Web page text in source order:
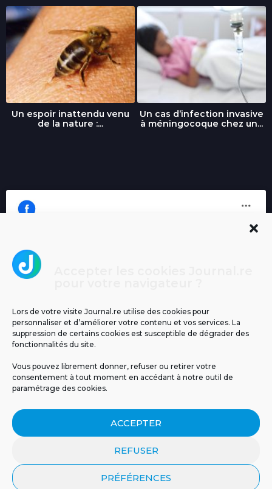
Lors de votre visite Journal.re utilise des cookies pour
personnaliser et d’améliorer votre contenu et vos services. La
suppression de certains cookies est susceptible de dégrader des
fonctionnalités du site.
Vous pouvez librement donner, refuser ou retirer votre
consentement à tout moment en accédant à notre outil de
paramétrage des cookies.
ACCEPTER
REFUSER
PRÉFÉRENCES
Un espoir inattendu venu
de la nature :...
Un cas d’infection invasive
à méningocoque chez un...
MENTIONS LÉGALES PUBLICITÉ
BLOG
NOS ÉMISSIONS
POLITIQUE DE CONFIDENTIALITÉ
CONTACT
© 2026 Tous droits réservés